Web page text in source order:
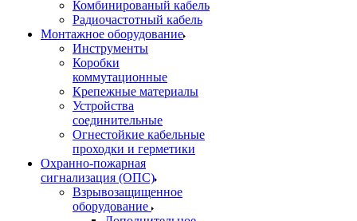
Комбинированый кабель
Радиочастотный кабель
Монтажное оборудование
Инструменты
Коробки
коммутационные
Крепежные материалы
Устройства
соединительные
Огнестойкие кабельные
проходки и герметики
Охранно-пожарная
сигнализация (ОПС)
Взрывозащищенное
оборудование